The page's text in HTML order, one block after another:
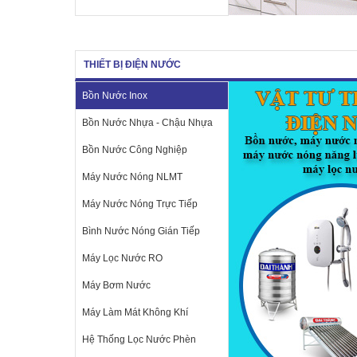
THIẾT BỊ ĐIỆN NƯỚC
Bồn Nước Inox
Bồn Nước Nhựa - Chậu Nhựa
Bồn Nước Công Nghiệp
Máy Nước Nóng NLMT
Máy Nước Nóng Trực Tiếp
Bình Nước Nóng Gián Tiếp
Máy Lọc Nước RO
Máy Bơm Nước
Máy Làm Mát Không Khí
Hệ Thống Lọc Nước Phèn